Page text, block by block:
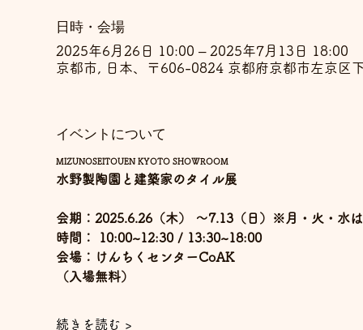
一般社団法人建築センターCoAK
日時・会場
2025年6月26日 10:00 – 2025年7月13日 18:00
京都市, 日本、〒606-0824 京都府京都市左京区
イベントについて
MIZUNOSEITOUEN KYOTO SHOWROOM
水野製陶園と建築家のタイル展
会期：2025.6.26（木） 〜7.13（日）※月・火・水
時間： 10:00~12:30 / 13:30~18:00
会場：けんちくセンターCoAK
（入場無料）
続きを読む >